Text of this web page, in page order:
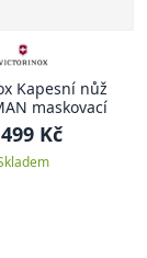
Kapesní nůž
maskovací
Kč